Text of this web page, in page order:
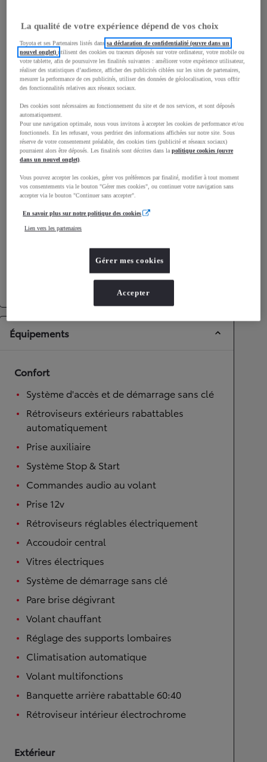
Largeur
1 832mm
Consommation mixte
Consommation mixte 4,8L/100 km
Émissions CO2
109g/km
Performances
Accélération 0-100km/h
Roues motrices avant
Équipements
Confort
Système d'accès et de démarrage sans clé
Rétroviseurs extérieurs rabattables
automatiquement
Prise auxiliaire
Système Stop & Start
Commandes audio au volant
Prise 12v
Rétroviseurs réglables électriquement
Accoudoir central
Vitres électriques
Système de démarrage sans clé
Pare brise dégivrant
Volant chauffant
Réglage des supports lombaires
Climatisation automatique
Volant multifonctions
Banquette arrière rabattable 60:40
Rétroviseur intérieur électrochrome
Extérieur
La qualité de votre expérience dépend de vos choix
Toyota et ses Partenaires listés danssa déclaration de confidentialité (ouvre dans un
nouvel onglet)utilisent des cookies ou traceurs déposés sur votre ordinateur, votre mobile ou
votre tablette, afin de poursuivre les finalités suivantes : améliorer votre expérience utilisateur,
réaliser des statistiques d’audience, afficher des publicités ciblées sur les sites de partenaires,
mesurer la performance de ces publicités, utiliser des données de géolocalisation, vous offrir
des fonctionnalités relatives aux réseaux sociaux.
Des cookies sont nécessaires au fonctionnement du site et de nos services, et sont déposés
automatiquement.
Pour une navigation optimale, nous vous invitons à accepter les cookies de performance et/ou
fonctionnels. En les refusant, vous perdriez des informations affichées sur notre site. Sous
réserve de votre consentement préalable, des cookies tiers (publicité et réseaux sociaux)
pourraient alors être déposés. Les finalités sont décrites dans lapolitique cookies (ouvre
dans un nouvel onglet).
Vous pouvez accepter les cookies, gérer vos préférences par finalité, modifier à tout moment
vos consentements via le bouton "Gérer mes cookies", ou continuer votre navigation sans
accepter via le bouton "Continuer sans accepter".
En savoir plus sur notre politique des cookies
Lien vers les partenaires
Gérer mes cookies
Accepter